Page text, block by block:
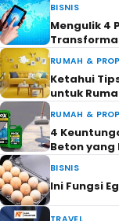
BISNIS
Mengulik 4
RUMAH &
Ketahui
untuk
RUMAH &
4
Beton yang
BISNIS
Ini Fungsi